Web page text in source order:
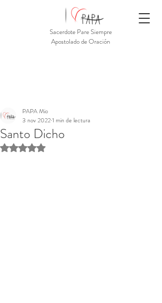
Sacerdote Pare Siempre
Apostolado de Oración
Santo Dicho
PAPA Mio
3 nov 20221 min de lectura
Obtuvo NaN de 5 estrellas.